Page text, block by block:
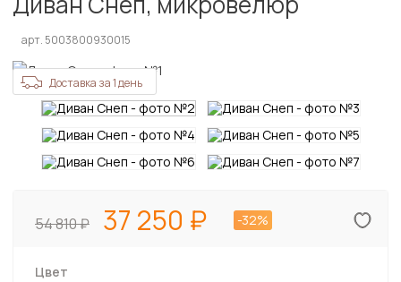
арт. 5003800930015
Доставка за 1 день
54 810 37 250 -32%
Цвет